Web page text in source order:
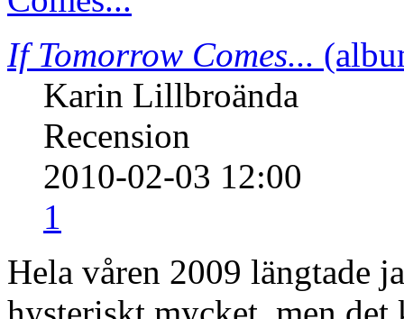
If Tomorrow Comes...
Karin Lillbroända
Recension
2010-02-03 12:00
1